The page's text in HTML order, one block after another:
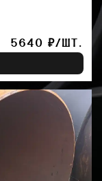
5640 ₽/ШТ.